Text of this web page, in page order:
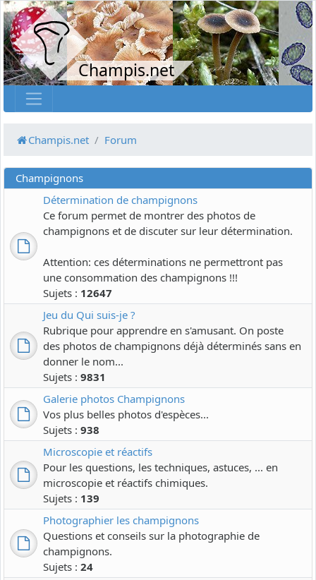
Champis.net
Champis.net Forum
Champignons
Détermination de champignons
Ce forum permet de montrer des photos de
champignons et de discuter sur leur détermination.
Attention: ces déterminations ne permettront pas
une consommation des champignons !!!
Sujets : 12647
Jeu du Qui suis-je ?
Rubrique pour apprendre en s'amusant. On poste
des photos de champignons déjà déterminés sans en
donner le nom...
Sujets : 9831
Galerie photos Champignons
Vos plus belles photos d'espèces...
Sujets : 938
Microscopie et réactifs
Pour les questions, les techniques, astuces, ... en
microscopie et réactifs chimiques.
Sujets : 139
Photographier les champignons
Questions et conseils sur la photographie de
champignons.
Sujets : 24